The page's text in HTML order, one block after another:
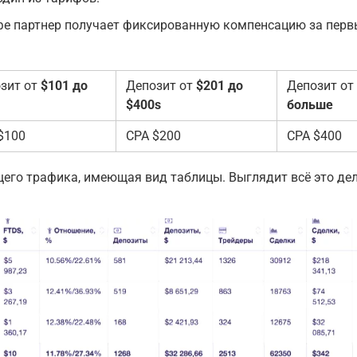
партнер получает фиксированную компенсацию за
от $101 до Депозит от $201 до
$400s
Депозит от
больше
CPA $200 CPA $400
трафика, имеющая вид таблицы. Выглядит всё это